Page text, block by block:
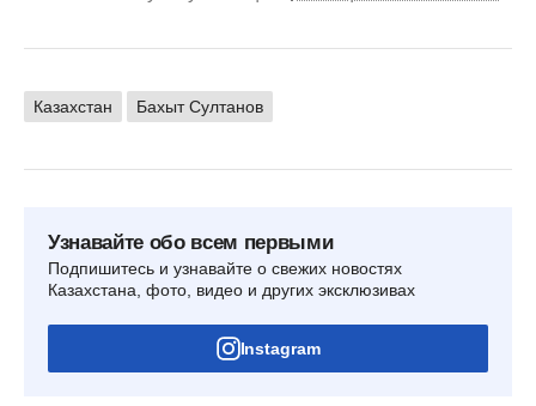
Казахстан Бахыт Султанов
Узнавайте обо всем первыми
Подпишитесь и узнавайте о свежих новостях
Казахстана, фото, видео и других эксклюзивах
Instagram